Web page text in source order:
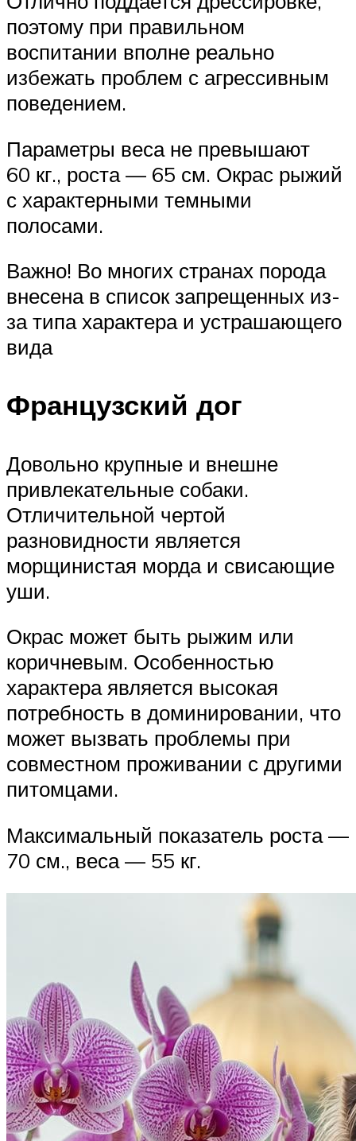
поэтому при правильном
воспитании вполне реально
избежать проблем с агрессивным
поведением.
Параметры веса не превышают
60 кг., роста — 65 см. Окрас рыжий
с характерными темными
полосами.
Важно! Во многих странах порода
внесена в список запрещенных из-
за типа характера и устрашающего
вида
Французский дог
Довольно крупные и внешне
привлекательные собаки.
Отличительной чертой
разновидности является
морщинистая морда и свисающие
уши.
Окрас может быть рыжим или
коричневым. Особенностью
характера является высокая
потребность в доминировании, что
может вызвать проблемы при
совместном проживании с другими
питомцами.
Максимальный показатель роста —
70 см., веса — 55 кг.